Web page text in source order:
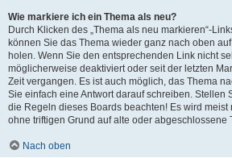
Wie markiere ich ein Thema als neu?
Durch Klicken des „Thema als neu markieren“-
können Sie das Thema wieder ganz nach oben
holen. Wenn Sie den entsprechenden Link nicht
möglicherweise deaktiviert oder seit der letzten
Zeit vergangen. Es ist auch möglich, das Thema
Sie einfach eine Antwort darauf schreiben. Stellen
die Regeln dieses Boards beachten! Es wird
ohne triftigen Grund auf alte oder abgeschlossene
Nach oben